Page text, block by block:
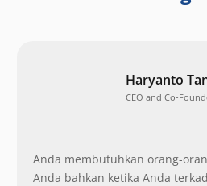
Haryanto
CEO and Co-
Anda membutuhkan orang-
Anda bahkan ketika Anda